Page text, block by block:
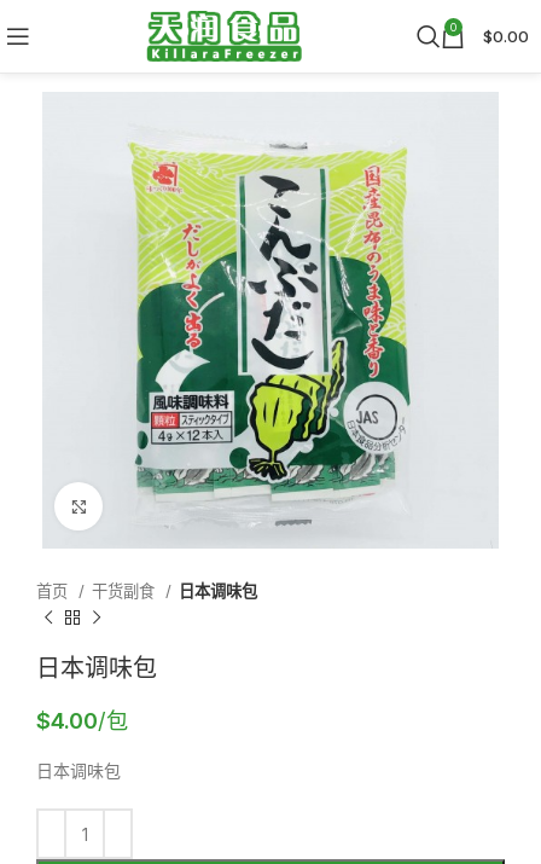
0 $0.00
Click to enlarge
首页 干货副食 日本调味包
日本调味包
$4.00/包
日本调味包